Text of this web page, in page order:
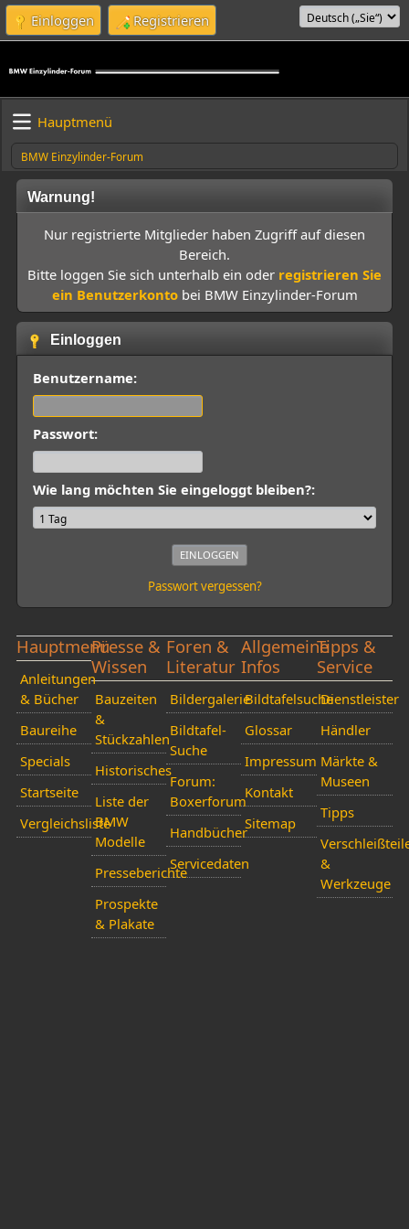
Einloggen Registrieren
Hauptmenü
BMW Einzylinder-Forum
Warnung!
Nur registrierte Mitglieder haben Zugriff auf diesen
Bereich.
Bitte loggen Sie sich unterhalb ein oder registrieren Sie
ein Benutzerkontobei BMW Einzylinder-Forum
Einloggen
Benutzername:
Passwort:
Wie lang möchten Sie eingeloggt bleiben?:
Passwort vergessen?
Hauptmenü
Anleitungen
& Bücher
Baureihe
Specials
Startseite
Vergleichsliste
Presse &
Wissen
Bauzeiten
&
Stückzahlen
Historisches
Liste der
BMW
Modelle
Presseberichte
Prospekte
& Plakate
Foren &
Literatur
Bildergalerie
Bildtafel-
Suche
Forum:
Boxerforum
Handbücher
Servicedaten
Allgemeine
Infos
Bildtafelsuche
Glossar
Impressum
Kontakt
Sitemap
Tipps &
Service
Dienstleister
Händler
Märkte &
Museen
Tipps
&
Werkzeuge